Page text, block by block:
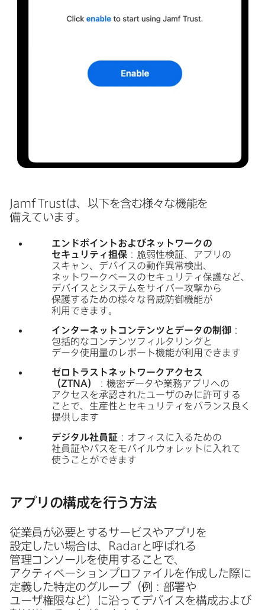
Jamf Trustは、​以下を​含む様々な​機能を​
備えています。
エンドポイントおよび​ネットワークの​
セキュリティ担保：​脆弱性検証、​アプリの​
スキャン、​デバイスの​動作異常検出、​
ネットワークベースの​セキュリティ保護など、​
デバイスと​システムを​サイバー攻撃から​
保護する​ための​様々な​脅威防御機能が​
利用できます。
インターネットコンテンツと​データの​制御 ：
包括的な​コンテンツフィルタリングと​
データ使用量の​レポート機能が​利用できます
ゼロトラストネットワークアクセス
（ZTNA）
：機密​データや​業務アプリへの​
アクセスを​承認された​ユーザのみに​許可する​
ことで、​生産性と​セキュリティを​バランス良く​
提供します
デジタル社員証：オフィスに​入る​ための​
社員証や​パスを​モバイルウォレットに​入れて​
使う​ことができます
アプリの​構成を​行う方​法
従業員が​必要と​する​サービスや​アプリを​
設定したい​場合は、
Radarと​呼ばれる​
管理コンソールを​使用する​ことで、​
アクティベーションプロファイルを​作成した​際に​
定義した​特定の​グループ​（例：部​署や​
ユーザ権限など）に​沿って​デバイスを​構成および​